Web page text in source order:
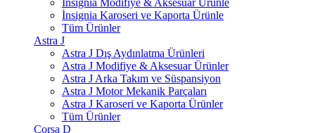
İnsignia Modifiye & Aksesuar Ürünle
İnsignia Karoseri ve Kaporta Ürünle
Tüm Ürünler
Astra J
Astra J Dış Aydınlatma Ürünleri
Astra J Modifiye & Aksesuar Ürünler
Astra J Arka Takım ve Süspansiyon
Astra J Motor Mekanik Parçaları
Astra J Karoseri ve Kaporta Ürünler
Tüm Ürünler
Corsa D